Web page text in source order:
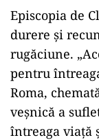
Episcopia de
durere și
rugăciune.
pentru
Roma,
veșnică a
întreaga viață